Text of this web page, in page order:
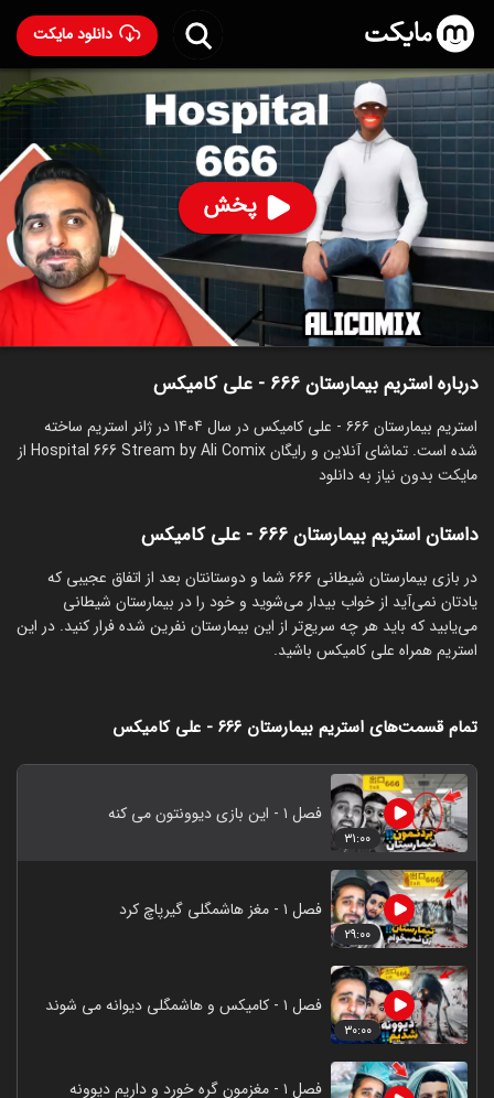
دانلود مایکت
پخش
استریم بیمارستان ۶۶۶ - علی کامیکس ساخت 1404
۳۵۲ 96% علی کامیکس
ساخت ایران سال 1404
رده سنی ۱۳+
استریم
توضیحات قسمت‌ها سریال‌های مشابه
درباره استریم بیمارستان ۶۶۶ - علی کامیکس
استریم بیمارستان ۶۶۶ - علی کامیکس در سال 1404 در ژانر استریم ساخته
شده است. تماشای آنلاین و رایگان Hospital 666 Stream by Ali Comix از
مایکت بدون نیاز به دانلود
داستان استریم بیمارستان ۶۶۶ - علی کامیکس
‏در بازی بیمارستان شیطانی ۶۶۶ شما و دوستانتان بعد از اتفاق عجیبی که
یادتان نمی‌آید از خواب بیدار می‌شوید و خود را در بیمارستان شیطانی
می‌یابید که باید هر چه سریع‌تر از این بیمارستان نفرین شده فرار کنید. در این
استریم همراه علی کامیکس باشید.
تمام قسمت‌های استریم بیمارستان ۶۶۶ - علی کامیکس
۳۱:۰۰
فصل ۱ - این بازی دیوونتون می کنه
۲۹:۰۰
فصل ۱ - مغز هاشمگلی گیرپاچ کرد
۳۰:۰۰
فصل ۱ - کامیکس و هاشمگلی دیوانه می شوند
فصل ۱ - مغزمون گره خورد و داریم دیوونه